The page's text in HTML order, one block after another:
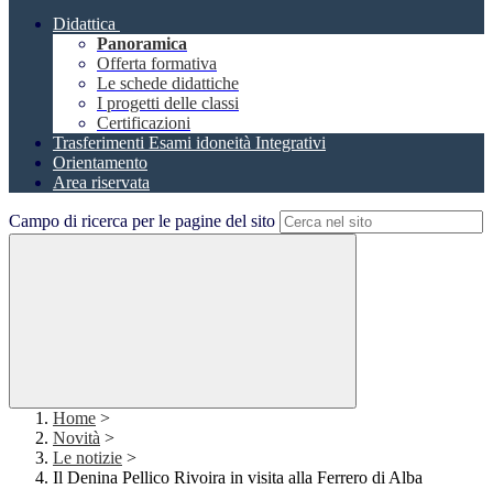
Didattica
Panoramica
Offerta formativa
Le schede didattiche
I progetti delle classi
Certificazioni
Trasferimenti Esami idoneità Integrativi
Orientamento
Area riservata
Campo di ricerca per le pagine del sito
Home >
Novità >
Le notizie >
Il Denina Pellico Rivoira in visita alla Ferrero di Alba